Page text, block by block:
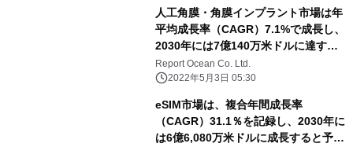
人工角膜・角膜インプラント市場は年
平均成長率（CAGR）7.1%で成長し、
2030年には7億140万米ドルに達する
と予測される
Report Ocean Co. Ltd.
2022年5月3日 05:30
eSIM市場は、複合年間成長率
（CAGR）31.1％を記録し、2030年に
は6億6,080万米ドルに成長すると予測